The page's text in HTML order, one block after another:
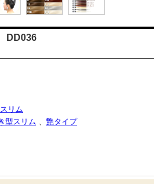
DD036
リム
型スリム
艶タイプ